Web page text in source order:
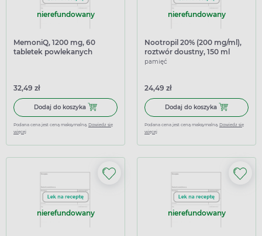
nierefundowany
MemoniQ, 1200 mg, 60
tabletek powlekanych
32,49 zł
Dodaj do koszyka Dodaj do koszyka MemoniQ, 1200 mg, 60 tabletek
Podana cena jest ceną maksymalną. Dowiedz się
więcej
nierefundowany
Nootropil 20% (200 mg/ml),
roztwór doustny, 150 ml
pamięć
24,49 zł
Dodaj do koszyka Dodaj do
Podana cena jest ceną maksymalną. Dowiedz się
więcej
nierefundowany nierefundowany